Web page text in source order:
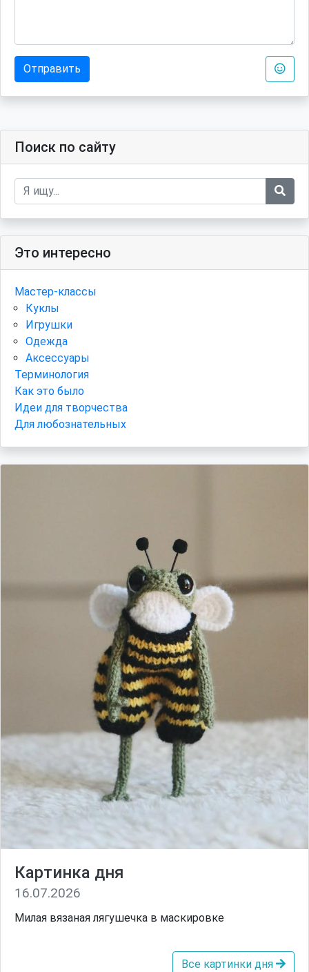
Отправить
Поиск по сайту
Это интересно
Мастер-классы
Куклы
Игрушки
Одежда
Аксессуары
Терминология
Как это было
Идеи для творчества
Для любознательных
Картинка дня
16.07.2026
Милая вязаная лягушечка в маскировке
Все картинки дня